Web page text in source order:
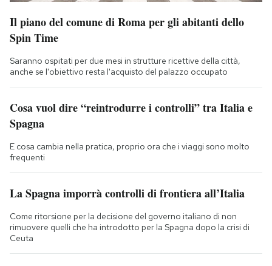
Il piano del comune di Roma per gli abitanti dello
Spin Time
Saranno ospitati per due mesi in strutture ricettive della città,
anche se l'obiettivo resta l'acquisto del palazzo occupato
Cosa vuol dire “reintrodurre i controlli” tra Italia e
Spagna
E cosa cambia nella pratica, proprio ora che i viaggi sono molto
frequenti
La Spagna imporrà controlli di frontiera all’Italia
Come ritorsione per la decisione del governo italiano di non
rimuovere quelli che ha introdotto per la Spagna dopo la crisi di
Ceuta